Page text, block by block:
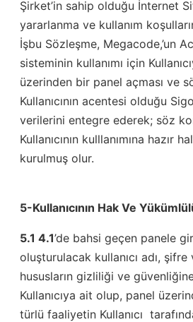
Şirket’in sahip olduğu İnternet
yararlanma ve kullanım
İşbu Sözleşme, Megacode,’un
sisteminin kullanımı için
üzerinden bir panel açması ve
Kullanıcının acentesi olduğu
verilerini entegre ederek; söz
Kullanıcının kulllanımına hazır
kurulmuş olur.
5-Kullanıcının Hak Ve
5.1 4.1’de bahsi geçen panele
oluşturulacak kullanıcı adı,
hususların gizliliği ve
Kullanıcıya ait olup, panel
türlü faaliyetin Kullanıcı